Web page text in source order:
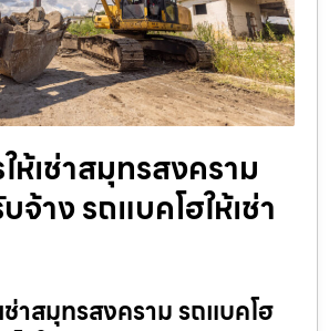
ห้เช่าสมุทรสงคราม
จ้าง รถแบคโฮให้เช่า
ช่าสมุทรสงคราม รถแบคโฮ